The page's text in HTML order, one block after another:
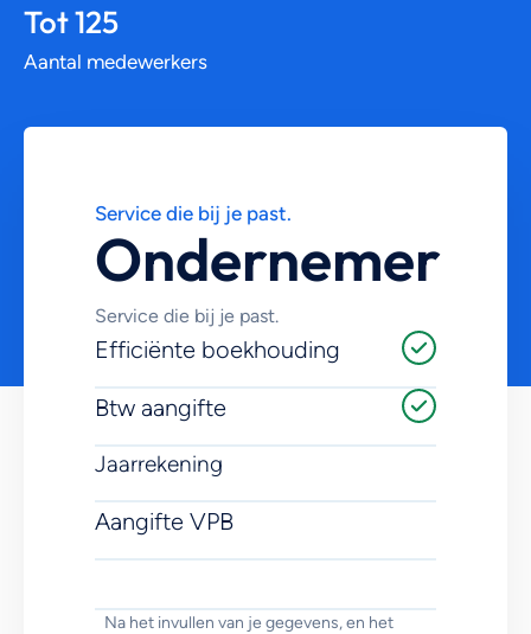
Tot 125
Aantal medewerkers
Service die bij je past.
Ondernemer
Service die bij je past.
Efficiënte boekhouding
Btw aangifte
Jaarrekening
Aangifte VPB
Na het invullen van je gegevens, en het